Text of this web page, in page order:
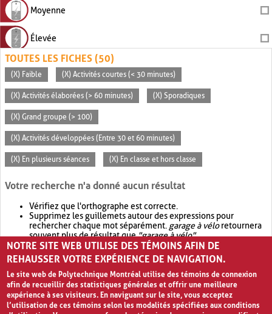
Moyenne
Élevée
TOUTES LES FICHES (50)
(X) Faible (X) Activités courtes (< 30 minutes)
(X) Activités élaborées (> 60 minutes) (X) Sporadiques
(X) Grand groupe (> 100)
(X) Activités développées (Entre 30 et 60 minutes)
(X) En plusieurs séances (X) En classe et hors classe
Votre recherche n'a donné aucun résultat
Vérifiez que l'orthographe est correcte.
Supprimez les guillemets autour des expressions pour
rechercher chaque mot séparément. garage à véloretournera
souvent plus de résultat que"garage à vélo".
Envisagez d'élargir votre recherche avec OR.garage OR vélo
retournera souvent plus de résultat quegarage à vélo
NOTRE SITE WEB UTILISE DES TÉMOINS AFIN DE
REHAUSSER VOTRE EXPÉRIENCE DE NAVIGATION.
Le site web de Polytechnique Montréal utilise des témoins de connexion
afin de recueillir des statistiques générales et offrir une meilleure
expérience à ses visiteurs. En naviguant sur le site, vous acceptez
l’utilisation de ces témoins selon les modalités spécifiées aux conditions